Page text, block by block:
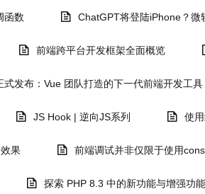
函数 ChatGPT将登陆iPhone？微
前端跨平台开发框架全面概览
式发布：Vue 团队打造的下一代前端开发工具
JS Hook | 逆向JS系列 使
果 前端调试并非仅限于使用
探索 PHP 8.3 中的新功能与增强功能